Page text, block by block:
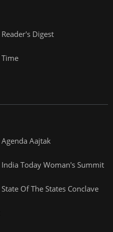
Reader's Digest
Time
Agenda Aajtak
India Today Woman's Summit
State Of The States Conclave